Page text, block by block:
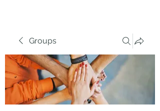
Groups